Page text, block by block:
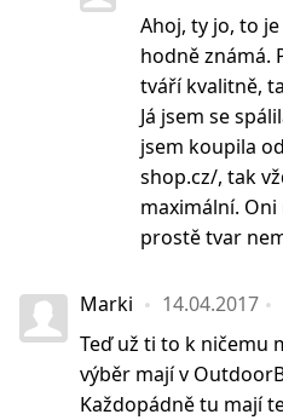
Ahoj, ty jo, to
hodně známá.
tváří kvalitně,
Já jsem se
jsem koupila
shop.cz/, tak
maximální.
prostě tvar
Marki 14.04.2017
Teď už ti to k ničemu
výběr mají v
Každopádně tu mají